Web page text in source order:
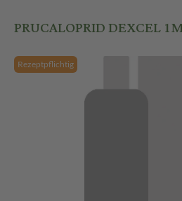
PRUCALOPRID DEXCEL
Rezeptpflichtig